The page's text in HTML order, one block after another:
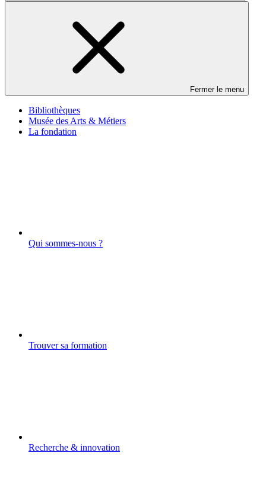
Fermer le menu
Bibliothèques
Musée des Arts & Métiers
La fondation
Qui sommes-nous ?
Trouver sa formation
Recherche & innovation